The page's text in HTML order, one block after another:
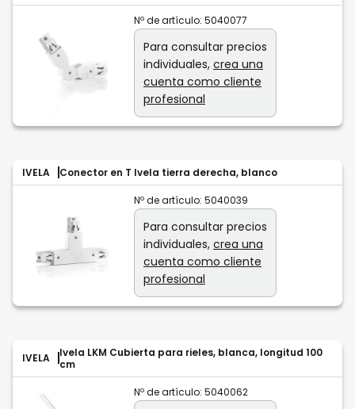
Nº de artículo: 5040077
Para consultar precios
individuales, crea una
cuenta como cliente
profesional
IVELA Conector en T Ivela tierra derecha, blanco
Nº de artículo: 5040039
Para consultar precios
individuales, crea una
cuenta como cliente
profesional
IVELA
Ivela LKM Cubierta para rieles, blanca, longitud 100
cm
Nº de artículo: 5040062